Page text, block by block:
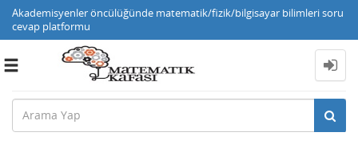
Akademisyenler öncülüğünde matematik/fizik/bilgisayar bilimleri soru
cevap platformu
Toggle